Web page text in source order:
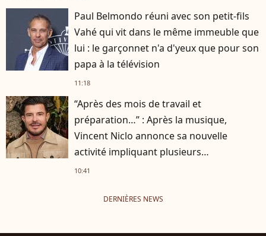
Paul Belmondo réuni avec son petit-fils
Vahé qui vit dans le même immeuble que
lui : le garçonnet n'a d'yeux que pour son
papa à la télévision
11:18
“Après des mois de travail et
préparation…” : Après la musique,
Vincent Niclo annonce sa nouvelle
activité impliquant plusieurs
personnalités
10:41
DERNIÈRES NEWS